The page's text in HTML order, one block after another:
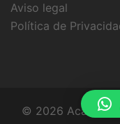
Aviso legal
Política de
© 2026 Academia